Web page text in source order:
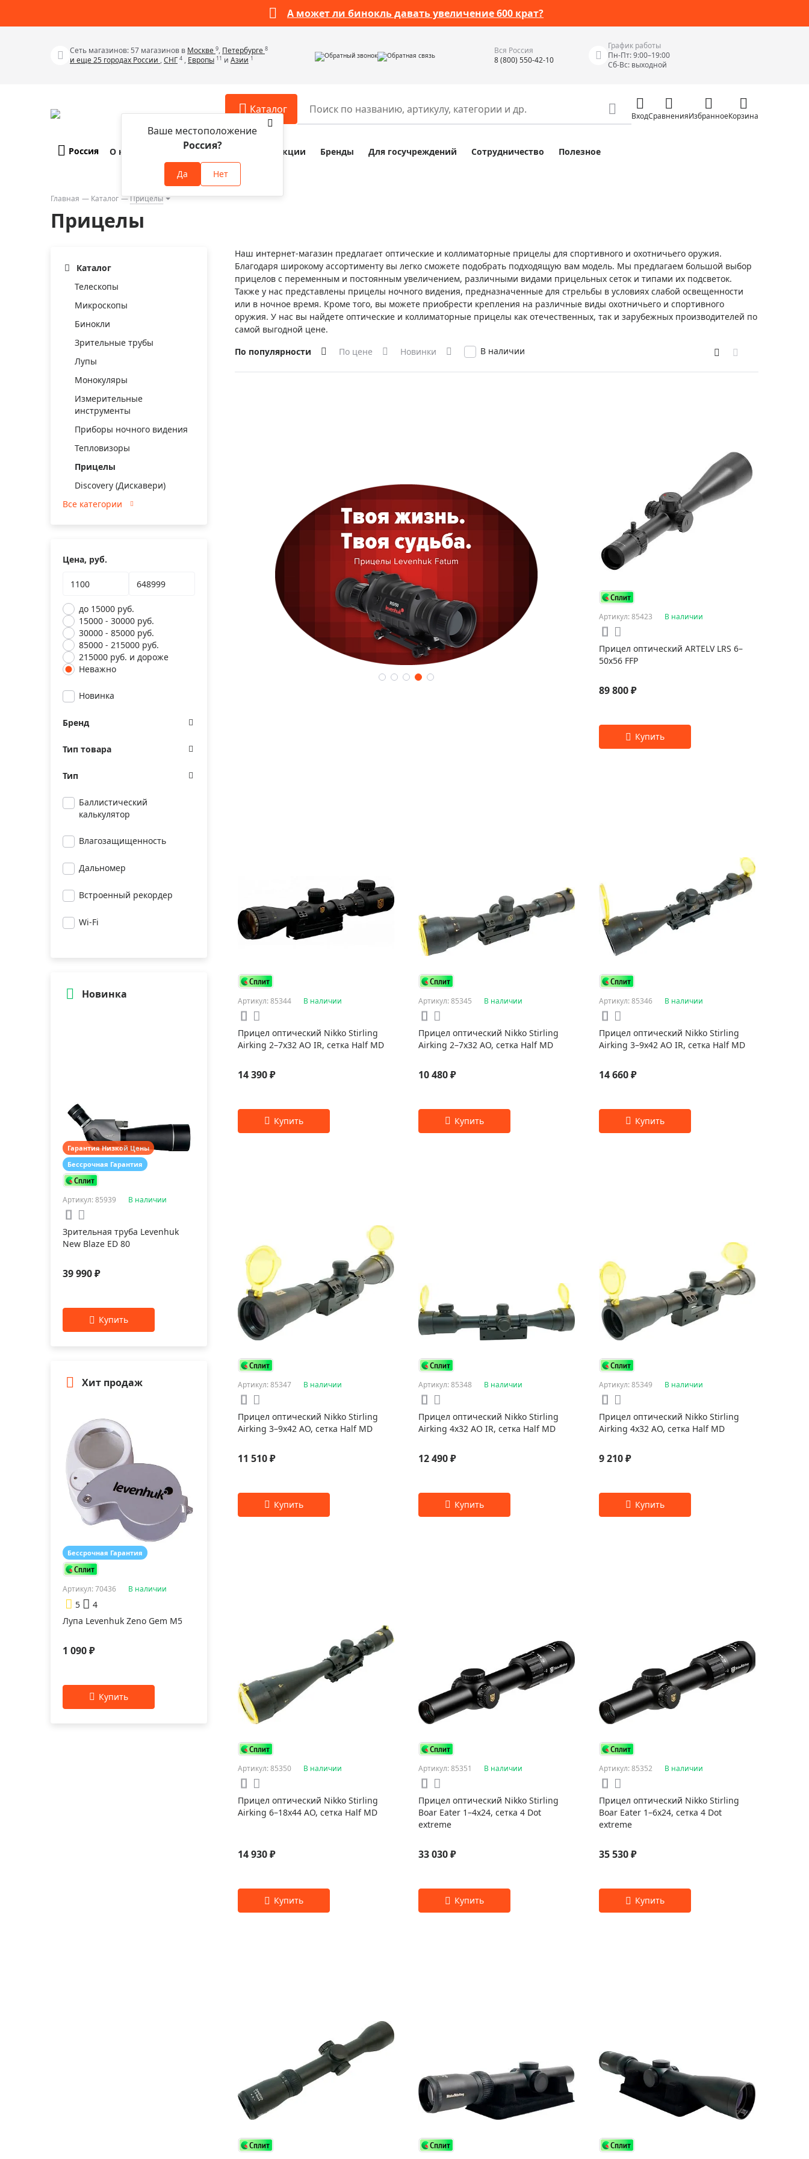
А может ли бинокль давать увеличение 600 крат?
Сеть магазинов: 57 магазинов в Москве 9, Петербурге 8
и еще 25 городах России ,СНГ 4 , Европы 11 и Азии 1 Обратный звонок Обратная связь
Вся Россия
8 (800) 550-42-10
График работы
Пн-Пт: 9:00–19:00
Сб-Вс: выходной
Каталог
Телескопы
Бинокли
Зрительные трубы
Монокуляры
Приборы ночного видения
Тепловизоры
Метеостанции, барометры, часы
Discovery (Дискавери)
Оптика для детей Levenhuk LabZZ
Подарки
Хиты продаж
Акции
Аксессуары для микроскопов
Аксессуары для луп
Аксессуары для приборов ночного
видения
Распродажа
Распродажа оптики по специальным
Распродажа выставочных образцов
Разное
Глобусы
Глобусы интерактивные
Лазерные дальномеры
Штативы
Средства для очистки оптики
Измерительные инструменты
Приборы неразрушающего контроля
Приборы теплового контроля
Приборы для обслуживания сетей
Детекторы проводки
Металлоискатели
ВходСравненияИзбранноеКорзина
Россия
Ваше местоположение
Россия?
Да Нет
О компании Оплата и доставка Акции Бренды Для госучреждений Сотрудничество Полезное
Главная Каталог Прицелы
Прицелы
Каталог
Телескопы
Микроскопы
Бинокли
Зрительные трубы
Лупы
Монокуляры
Измерительные
инструменты
Приборы ночного видения
Тепловизоры
Прицелы
Discovery (Дискавери)
Все категории
Цена, руб.
до 15000 руб.
15000 - 30000 руб.
30000 - 85000 руб.
85000 - 215000 руб.
215000 руб. и дороже
Неважно
Новинка
Бренд
Тип товара
Тип
Баллистический
калькулятор
Влагозащищенность
Дальномер
Встроенный рекордер
Wi-Fi
Новинка
Гарантия Низкой Цены
Бессрочная Гарантия
Артикул: 85939 В наличии
Зрительная труба Levenhuk
New Blaze ED 80
39 990 ₽
Хит продаж
Бессрочная Гарантия
Артикул: 70436 В наличии
5
4
Лупа Levenhuk Zeno Gem M5
1 090 ₽
Наш интернет-магазин предлагает оптические и коллиматорные прицелы для спортивного и охотничьего оружия.
Благодаря широкому ассортименту вы легко сможете подобрать подходящую вам модель. Мы предлагаем большой выбор
прицелов с переменным и постоянным увеличением, различными видами прицельных сеток и типами их подсветок.
Также у нас представлены прицелы ночного видения, предназначенные для стрельбы в условиях слабой освещенности
или в ночное время. Кроме того, вы можете приобрести крепления на различные виды охотничьего и спортивного
оружия. У нас вы найдете оптические и коллиматорные прицелы как отечественных, так и зарубежных производителей по
самой выгодной цене.
По популярности
По цене Новинки В наличии
Артикул: 85423 В наличии
Прицел оптический ARTELV LRS 6–
50x56 FFP
89 800 ₽
Артикул: 85344 В наличии
Прицел оптический Nikko Stirling
Airking 2–7x32 AO IR, сетка Half MD
14 390 ₽
Артикул: 85345 В наличии
Прицел оптический Nikko Stirling
Airking 2–7x32 AO, сетка Half MD
10 480 ₽
Артикул: 85346 В наличии
Прицел оптический Nikko Stirling
Airking 3–9x42 AO IR, сетка Half MD
14 660 ₽
Артикул: 85347 В наличии
Прицел оптический Nikko Stirling
Airking 3–9x42 AO, сетка Half MD
11 510 ₽
Артикул: 85348 В наличии
Прицел оптический Nikko Stirling
Airking 4x32 AO IR, сетка Half MD
12 490 ₽
Артикул: 85349 В наличии
Прицел оптический Nikko Stirling
Airking 4x32 AO, сетка Half MD
9 210 ₽
Артикул: 85350 В наличии
Прицел оптический Nikko Stirling
Airking 6–18x44 AO, сетка Half MD
14 930 ₽
Артикул: 85351 В наличии
Прицел оптический Nikko Stirling
Boar Eater 1–4x24, сетка 4 Dot
extreme
33 030 ₽
Артикул: 85352 В наличии
Прицел оптический Nikko Stirling
Boar Eater 1–6x24, сетка 4 Dot
extreme
35 530 ₽